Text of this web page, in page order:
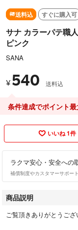
送料込 すぐに購入可
サナ カラーパテ職
ピンク
SANA
¥ 540 送料込
条件達成でポイント
いいね 1件
ラクマ安心・安全への
補償制度やカスタマーサポー
商品説明
ご覧頂きありがとうご